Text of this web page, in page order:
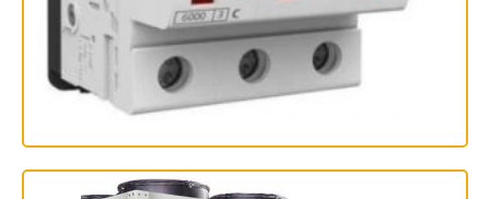
63 A 3p hyundai